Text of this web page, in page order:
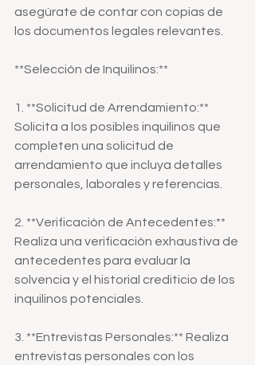
asegúrate de contar con copias de
los documentos legales relevantes.
**Selección de Inquilinos:**
1. **Solicitud de Arrendamiento:**
Solicita a los posibles inquilinos que
completen una solicitud de
arrendamiento que incluya detalles
personales, laborales y referencias.
2. **Verificación de Antecedentes:**
Realiza una verificación exhaustiva de
antecedentes para evaluar la
solvencia y el historial crediticio de los
inquilinos potenciales.
3. **Entrevistas Personales:** Realiza
entrevistas personales con los